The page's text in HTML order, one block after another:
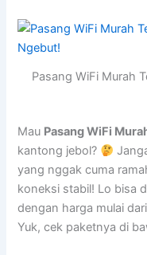
Pasang WiFi Murah
Mau Pasang WiFi
kantong jebol?
yang nggak cuma
koneksi stabil! Lo bisa
dengan harga mulai
Yuk, cek paketnya di